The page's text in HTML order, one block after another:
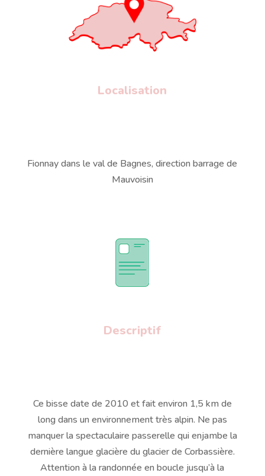
Localisation
Fionnay dans le val de Bagnes, direction barrage de
Mauvoisin
Descriptif
Ce bisse date de 2010 et fait environ 1,5 km de
long dans un environnement très alpin. Ne pas
manquer la spectaculaire passerelle qui enjambe la
dernière langue glacière du glacier de Corbassière.
Attention à la randonnée en boucle jusqu’à la